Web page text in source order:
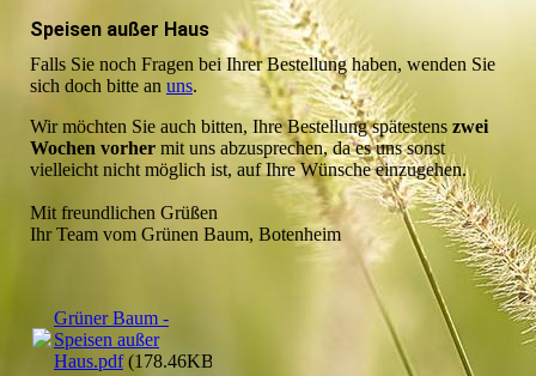
Speisen außer Haus
Falls Sie noch Fragen bei Ihrer Bestellung haben, wenden Sie
sich doch bitte an uns.
Wir möchten Sie auch bitten, Ihre Bestellung spätestens zwei
Wochen vorher mit uns abzusprechen, da es uns sonst
vielleicht nicht möglich ist, auf Ihre Wünsche einzugehen.
Mit freundlichen Grüßen
Ihr Team vom Grünen Baum, Botenheim
Grüner Baum -
Speisen außer
Haus.pdf(178.46KB)